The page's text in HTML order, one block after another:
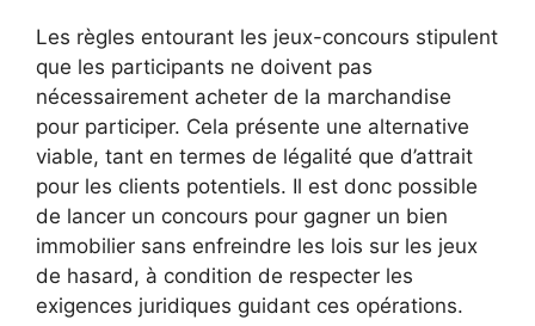
Les règles entourant les jeux-concours stipulent
que les participants ne doivent pas
nécessairement acheter de la marchandise
pour participer. Cela présente une alternative
viable, tant en termes de légalité que d’attrait
pour les clients potentiels. Il est donc possible
de lancer un concours pour gagner un bien
immobilier sans enfreindre les lois sur les jeux
de hasard, à condition de respecter les
exigences juridiques guidant ces opérations.